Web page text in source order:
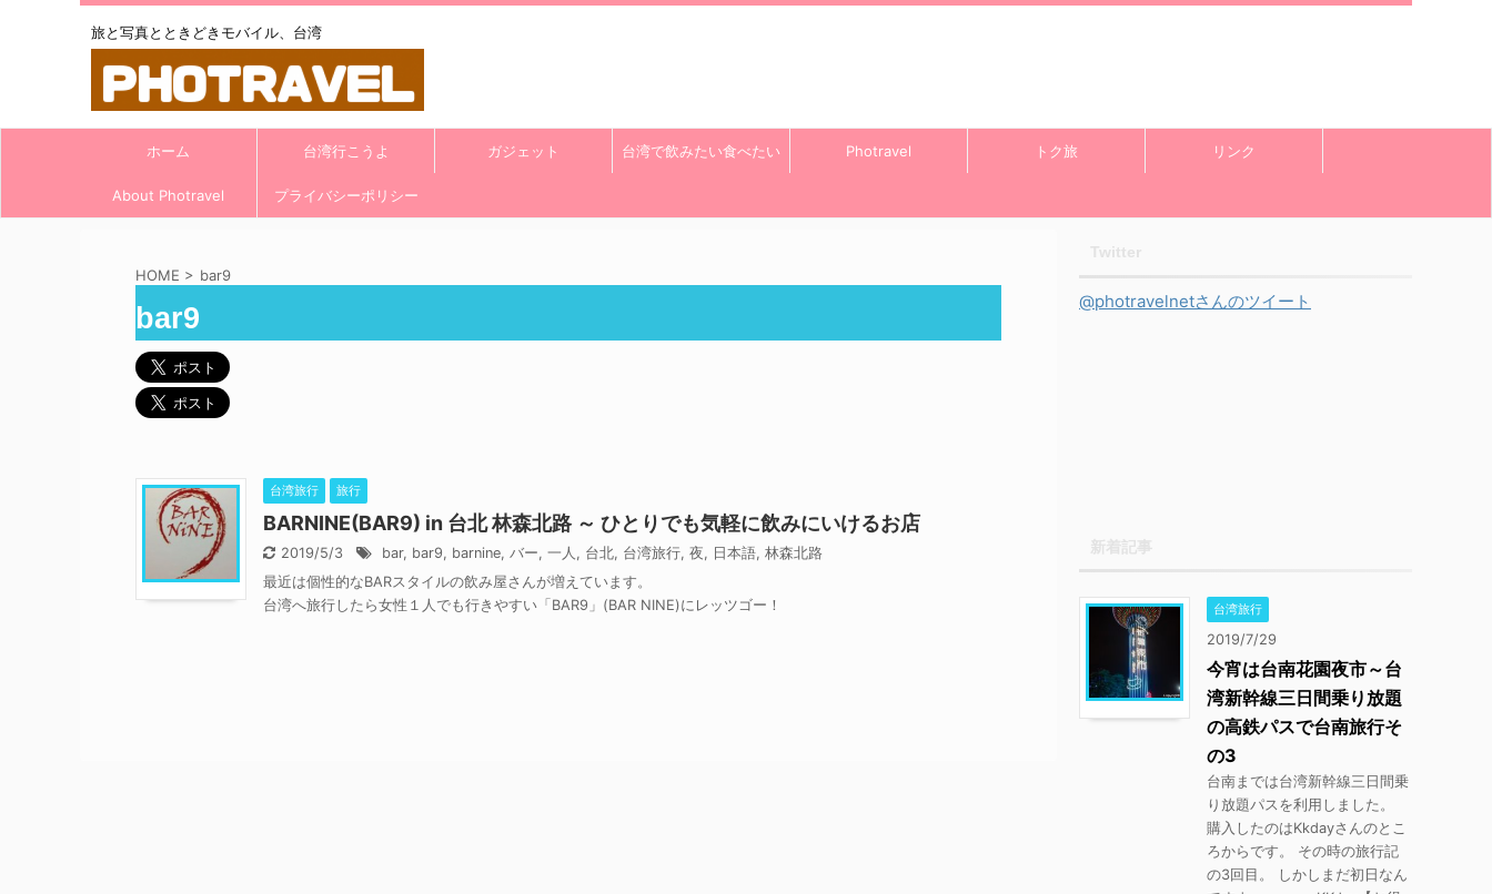
旅と写真とときどきモバイル、台湾
ホーム 台湾行こうよ ガジェット 台湾で飲みたい食べたい Photravel トク旅 リンク
About Photravel プライバシーポリシー
HOME > bar9
bar9
台湾旅行 旅行
BARNINE(BAR9) in 台北 林森北路 ～ ひとりでも気軽に飲みにいけるお店
2019/5/3 bar, bar9, barnine, バー, 一人 , 台北, 台湾旅行, 夜, 日本語, 林森北路
最近は個性的なBARスタイルの飲み屋さんが増えています。
台湾へ旅行したら女性１人でも行きやすい「BAR9」(BAR NINE)にレッツゴー！
@photravelnetさんのツイート
台湾旅行
2019/7/29
今宵は台南花園夜市～台
湾新幹線三日間乗り放題
の高鉄パスで台南旅行そ
の3
台南までは台湾新幹線三日間乗
り放題パスを利用しました。
購入したのはKkdayさんのとこ
ろからです。 その時の旅行記
の3回目。 しかしまだ初日なん